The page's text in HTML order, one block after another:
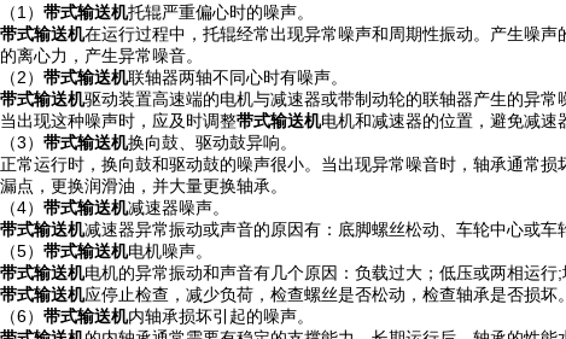
（1） 带式输送机托辊严重偏心时的噪声。
带式输送机在运行过程中，托辊经常出现异常噪声和周期性振动。产生噪
的离心力，产生异常噪音。
（2） 带式输送机联轴器两轴不同心时有噪声。
带式输送机驱动装置高速端的电机与减速器或带制动轮的联轴器产生的异常
当出现这种噪声时，应及时调整带式输送机电机和减速器的位置，避免减速
（3） 带式输送机换向鼓、驱动鼓异响。
正常运行时，换向鼓和驱动鼓的噪声很小。当出现异常噪音时，轴承通常损
漏点，更换润滑油，并大量更换轴承。
（4） 带式输送机减速器噪声。
带式输送机减速器异常振动或声音的原因有：底脚螺丝松动、车轮中心或
（5） 带式输送机电机噪声。
带式输送机电机的异常振动和声音有几个原因：负载过大；低压或两相运行
带式输送机应停止检查，减少负荷，检查螺丝是否松动，检查轴承是否损坏。
（6） 带式输送机内轴承损坏引起的噪声。